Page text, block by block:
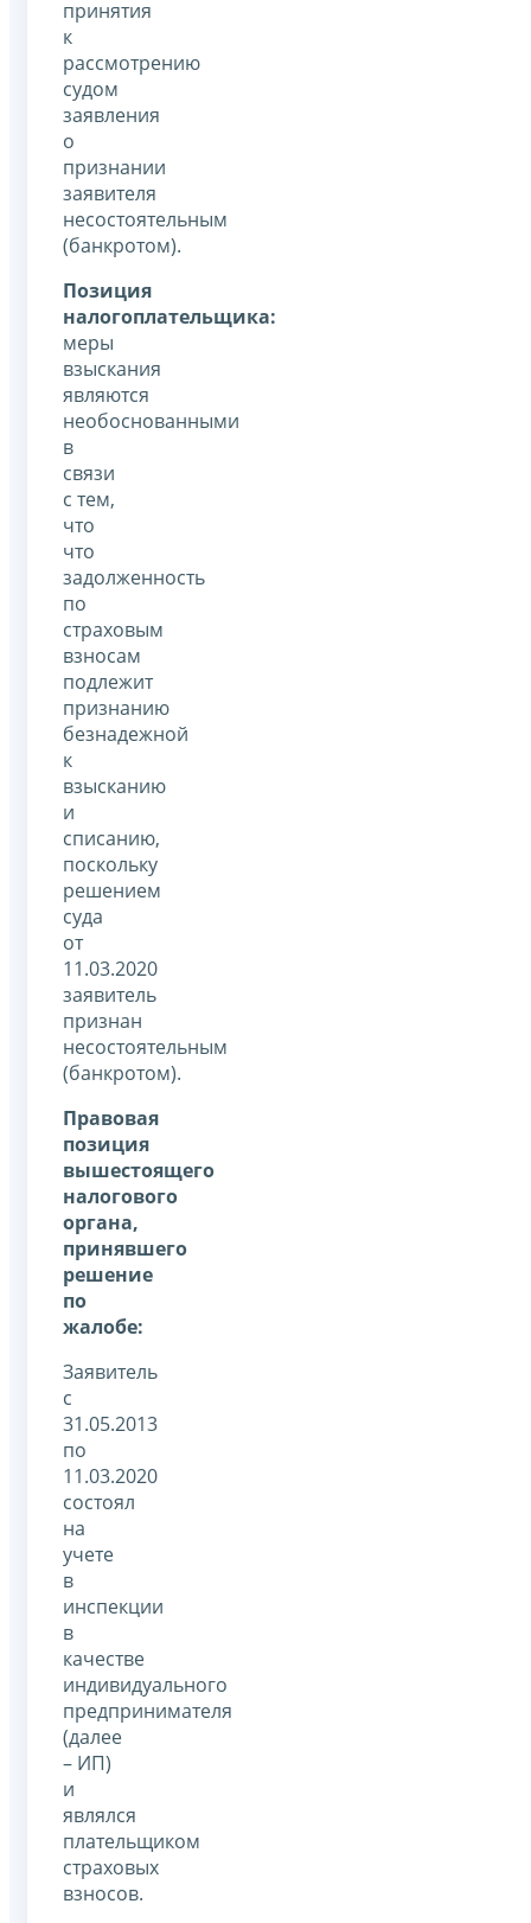
принятия
к
рассмотрению
судом
заявления
о
признании
заявителя
несостоятельным
(банкротом).
Позиция
налогоплательщика:
меры
взыскания
являются
необоснованными
в
связи
с тем,
что
что
задолженность
по
страховым
взносам
подлежит
признанию
безнадежной
к
взысканию
и
списанию,
поскольку
решением
суда
от
11.03.2020
заявитель
признан
несостоятельным
(банкротом).
Правовая
позиция
вышестоящего
налогового
органа,
принявшего
решение
по
жалобе:
Заявитель
с
31.05.2013
по
11.03.2020
состоял
на
учете
в
инспекции
в
качестве
индивидуального
предпринимателя
(далее
– ИП)
и
являлся
плательщиком
страховых
взносов.